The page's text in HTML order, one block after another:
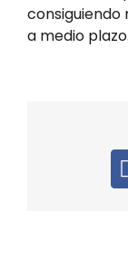
a medio plazo.